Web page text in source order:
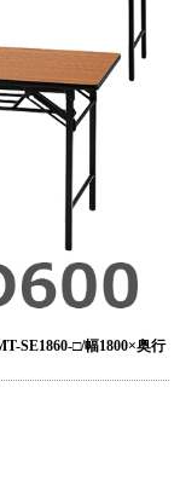
SE1860-□/幅1800×奥行